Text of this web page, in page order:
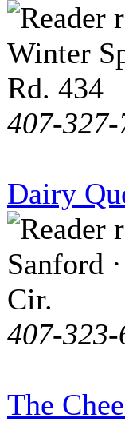
Winter
Rd. 434
407-327-
Dairy
Sanford
Cir.
407-
The